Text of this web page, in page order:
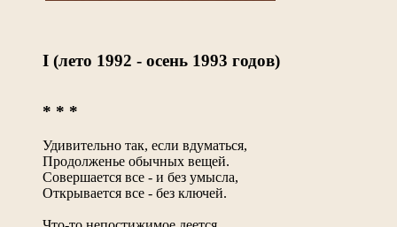
I (лето 1992 - осень 1993 годов)
* * *
Удивительно так, если вдуматься,
Продолженье обычных вещей.
Совершается все - и без умысла,
Открывается все - без ключей.